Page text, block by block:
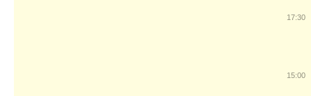
17:30
15:00